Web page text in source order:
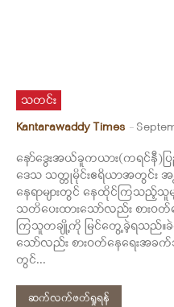
သတင်း
Kantarawaddy Times -
နော်ဒွေးအယ်ခူကယား(ကရင်နီ)ပြ
ဒေသ သတ္တုမိုင်းဧရိယာအတွင်း
နေရာများတွင် နေထိုင်ကြသည့်သူမ
သတိပေးထားသော်လည်း စား
ကြသူတချို့ကို မြင်တွေ့ခဲ့ရသည်။
သော်လည်း စားဝတ်နေရေးအခက်အ
တွင်...
ဆက်လက်ဖတ်ရှုရန်